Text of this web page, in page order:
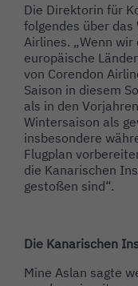
Die Direktorin für
folgendes über
Airlines. „Wenn
europäische
von Corendon
Saison in diesem
als in den
Wintersaison als
insbesondere
Flugplan
die Kanarischen
gestoßen sind“.
Die Kanarischen
Mine Aslan sagte